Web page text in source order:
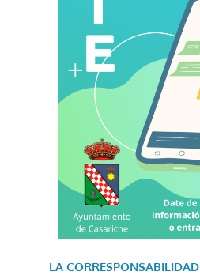
LA CORRESPONSABILIDAD